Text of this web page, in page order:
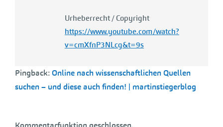
Urheberrecht / Copyright
https://www.youtube.com/watch?
v=cmXfnP3NLcg&t=9s
Pingback:Online nach wissenschaftlichen Quellen
suchen – und diese auch finden! | martinstiegerblog